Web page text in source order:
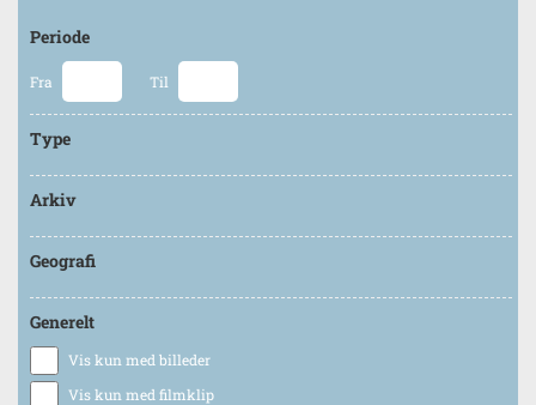
Periode
Fra Til
Type
Arkiv
Geografi
Generelt
Vis kun med billeder
Vis kun med filmklip